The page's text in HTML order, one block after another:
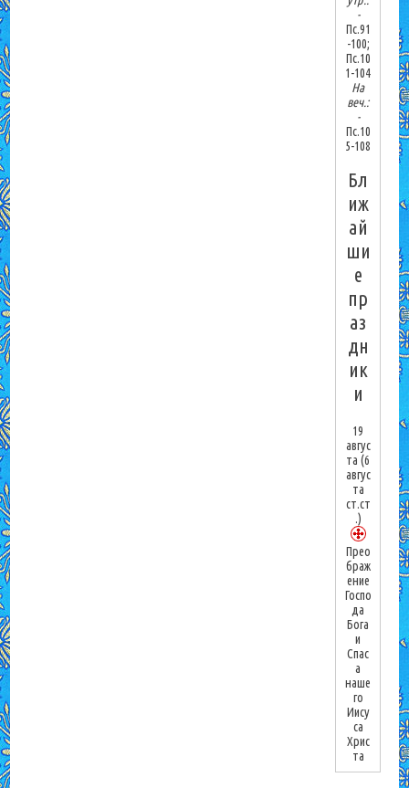
-
Пс.91
-100;
Пс.10
1-104
На
веч.:
-
Пс.10
5-108
Бл
иж
ай
ши
е
пр
аз
дн
ик
и
19
авгус
та(6
авгус
та
ст.ст
.)
Прео
браж
ение
Госпо
да
Бога
и
Спас
а
наше
го
Иису
са
Хрис
та